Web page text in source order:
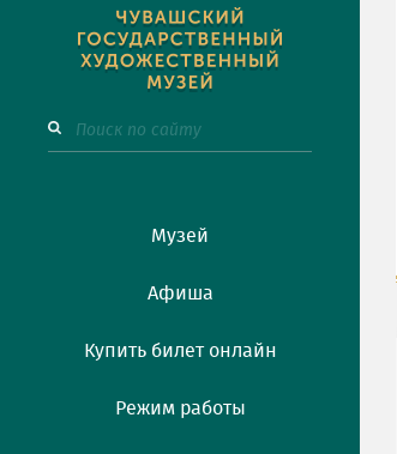
Музей
Афиша
Купить билет онлайн
Режим работы